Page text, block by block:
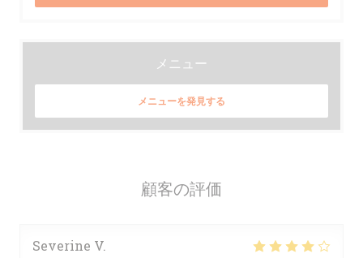
顧客の評価
Severine V
メニュー
メニューを発見する